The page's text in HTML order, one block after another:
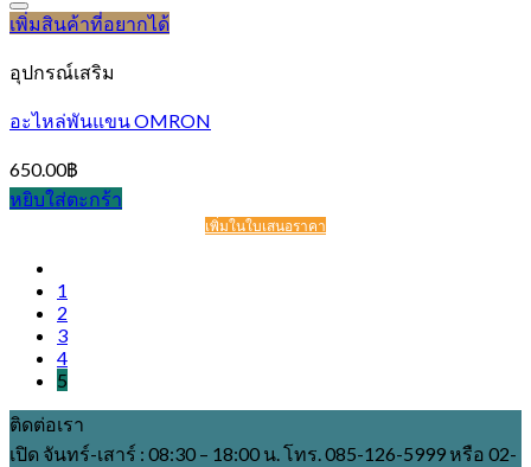
เพิ่มสินค้าที่อยากได้
อุปกรณ์เสริม
อะไหล่พันแขน OMRON
650.00฿
หยิบใส่ตะกร้า
เพิ่มในใบเสนอราคา
1
2
3
4
5
ติดต่อเรา
เปิด จันทร์-เสาร์ : 08:30 – 18:00 น. โทร. 085-126-5999 หรือ 02-